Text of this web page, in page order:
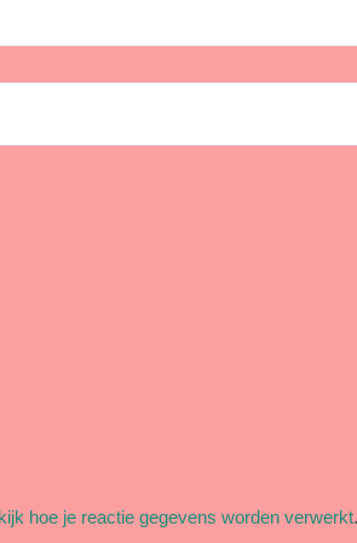
hoe je reactie gegevens worden verwerkt.